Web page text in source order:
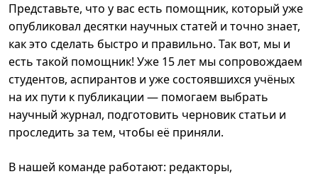
Представьте, что у вас есть помощник, который уже
опубликовал десятки научных статей и точно знает,
как это сделать быстро и правильно. Так вот, мы и
есть такой помощник! Уже 15 лет мы сопровождаем
студентов, аспирантов и уже состоявшихся учёных
на их пути к публикации — помогаем выбрать
научный журнал, подготовить черновик статьи и
проследить за тем, чтобы её приняли.
В нашей команде работают: редакторы,